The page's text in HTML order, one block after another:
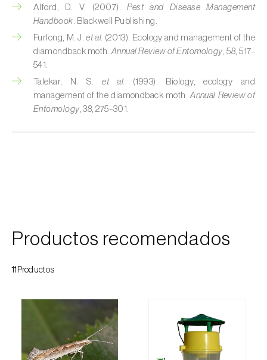
aurantii)
Cochinillas
Cogollero del maíz ( Spodoptera frugiperda )
Cogollero del tomate (Keiferia lycopersicella)
Coleópteros de grandes dimensiones
Culebrilla del corcho ( Coroebus undatus
suzukii
Esbelto latón bruñido (
Escama harinosa (Pseudococcus
longispinus)
Alford, D. V. (2007).Pest and Disease Management
Handbook . Blackwell Publishing.
Furlong, M. J.et al. (2013). Ecology and management of the
diamondback moth. Annual Review of Entomology , 58, 517–
541.
Talekar, N. S.et al.
(1993). Biology, ecology and
management of the diamondback moth.Annual Review of
Entomology , 38, 275–301.
Productos recomendados
11Productos